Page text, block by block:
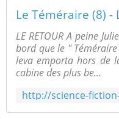
Le Téméraire (8)
LE RETOUR A peine
bord que le "
leva emporta hors de
cabine des plus be...